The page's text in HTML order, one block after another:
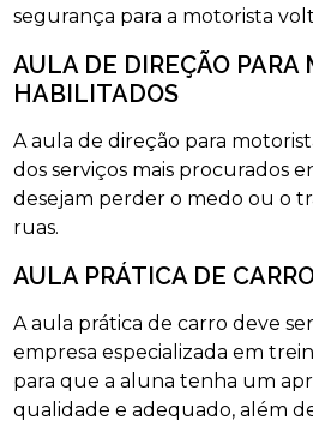
segurança para a motorista
AULA DE DIREÇÃO PARA
HABILITADOS
A aula de direção para
dos serviços mais procurados
desejam perder o medo ou o
ruas.
AULA PRÁTICA DE
A aula prática de carro deve
empresa especializada em
para que a aluna tenha um
qualidade e adequado, além